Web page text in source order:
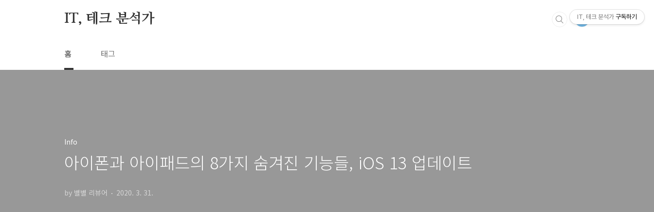
IT, 테크 분석가
홈 태그
Info
아이폰과 아이패드의 8가지 숨겨진 기능들, iOS 13 업데이트
by 별별 리뷰어 2020. 3. 31.
IT, 테크 분석가 구독하기